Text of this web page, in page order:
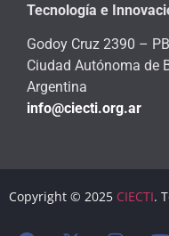
Tecnología e
Godoy Cruz 2390 – PB
Ciudad Autónoma de
Argentina
info@ciecti.org.ar
Copyright © 2025 CIECTI.